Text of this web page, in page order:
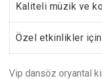
Kaliteli müzik ve
Özel etkinlikler
Vip dansöz oryantal